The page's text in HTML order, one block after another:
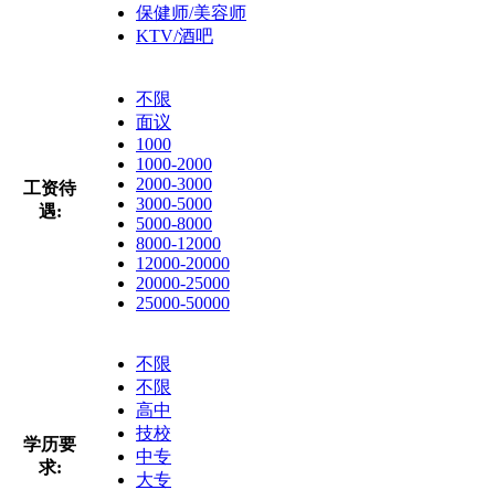
保健师/美容师
KTV/酒吧
工资待
遇:
不限
面议
1000
1000-2000
2000-3000
3000-5000
5000-8000
8000-12000
12000-20000
20000-25000
25000-50000
学历要
求:
不限
不限
高中
技校
中专
大专